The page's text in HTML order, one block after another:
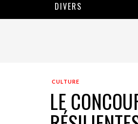
DIVERS
CULTURE
LE